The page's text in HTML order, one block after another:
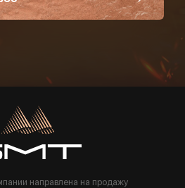
соглашаетесь с политикой компании
направлена на продажу